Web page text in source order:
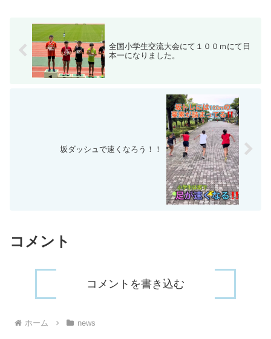
全国小学生交流大会にて１００ｍにて日
本一になりました。
坂ダッシュで速くなろう！！
コメント
コメントを書き込む
ホーム news